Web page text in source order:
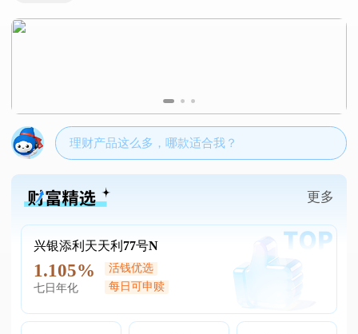
兴银理财产品所投企业燧原科技IPO成功过会
一文看懂｜看清短期扰动，把握中长期方向！
理财产品这么多，哪款适合我？
更多
兴银添利天天利77号N
1.105%
七日年化
活钱优选
每日可申赎